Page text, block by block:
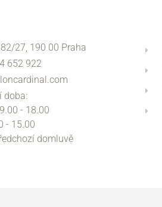
27, 190 00 Praha
652 922
doba:
- 18.00
- 15.00
domluvě